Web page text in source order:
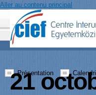
Aller au contenu principal
Présentation
21